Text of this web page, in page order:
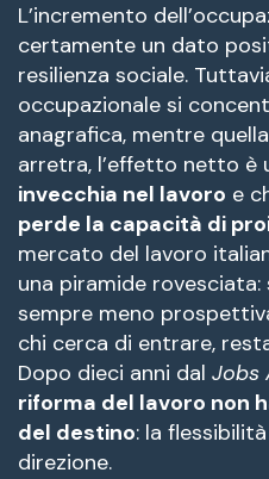
L’incremento
certamente un dato
resilienza sociale.
occupazionale si
anagrafica, mentre
arretra, l’effetto netto è
invecchia nel lavoro e
perde la capacità di
mercato del lavoro
una piramide
sempre meno
chi cerca di entrare,
Dopo dieci anni dal Jobs
riforma del lavoro non
del destino: la
direzione.